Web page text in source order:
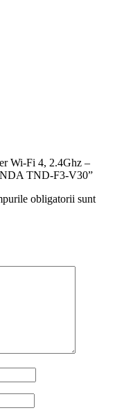
Wi-Fi 4, 2.4Ghz –
TND-F3-V30”
obligatorii sunt